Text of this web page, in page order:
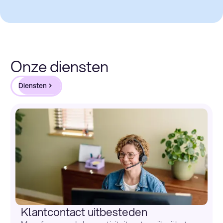
Onze diensten
Diensten
Klantcontact uitbesteden